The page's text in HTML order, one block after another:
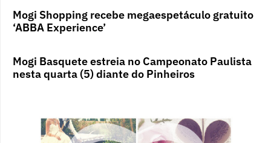
Mogi Shopping recebe megaespetáculo gratuito
‘ABBA Experience’
Mogi Basquete estreia no Campeonato Paulista
nesta quarta (5) diante do Pinheiros